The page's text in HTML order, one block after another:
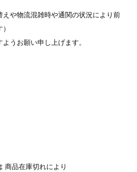
えや物流混雑時や通関の状況により前
うお願い申し上げます。
商品在庫切れにより